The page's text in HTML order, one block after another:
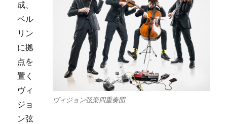
ヴィジョン弦楽四重奏団
成、
ベル
リン
に拠
点を
置く
ヴィ
ジョ
ン弦